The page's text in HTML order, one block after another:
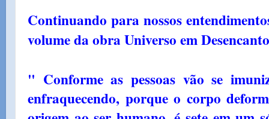
Continuando para nossos
volume da obra Universo em
" Conforme as pessoas vão se
enfraquecendo, porque o corpo